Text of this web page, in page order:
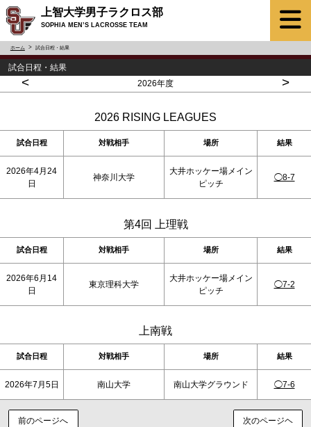
上智大学男子ラクロス部
SOPHIA MEN’S LACROSSE TEAM
ホーム 試合日程・結果
試合日程・結果
< 2026年度 >
2026 RISING LEAGUES
試合日程 対戦相手 場所 結果
2026年4月24
日
神奈川大学
大井ホッケー場メイン
ピッチ
◯8-7
第4回 上理戦
試合日程 対戦相手 場所 結果
2026年6月14
日
東京理科大学
大井ホッケー場メイン
ピッチ
◯7-2
上南戦
試合日程 対戦相手 場所 結果
2026年7月5日 南山大学 南山大学グラウンド ◯7-6
前のページへ 次のページヘ